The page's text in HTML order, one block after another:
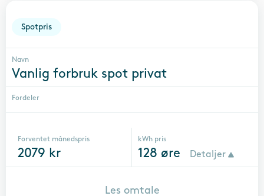
Spotpris
Navn
Vanlig forbruk spot privat
Fordeler
Forventet månedspris
2079 kr
kWh pris
128 øre Detaljer
Les omtale